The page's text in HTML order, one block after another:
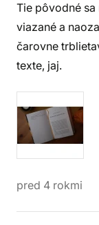
Tie pôvodné
viazané a
čarovne
texte, jaj.
pred 4 rokmi